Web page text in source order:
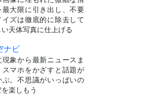
最大限に引き出し、不要
イズは徹底的に除去して
い天体写真に仕上げる
ナビ
現象から最新ニュースま
スマホをかざすと話題が
ぶ。不思議がいっぱいの
楽しもう